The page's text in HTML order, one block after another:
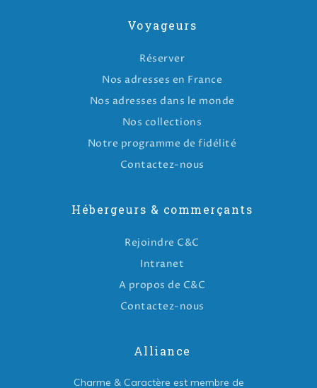
Voyageurs
Réserver
Nos adresses en France
Nos adresses dans le monde
Nos collections
Notre programme de fidélité
Contactez-nous
Hébergeurs & commerçants
Rejoindre C&C
Intranet
A propos de C&C
Contactez-nous
Alliance
Charme & Caractère est membre de